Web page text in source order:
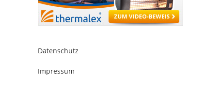
Datenschutz
Impressum